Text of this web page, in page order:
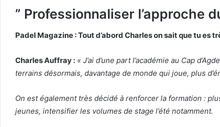
” Professionnaliser l’approche
Padel Magazine : Tout d’abord Charles on sait que tu
Charles Auffray : « J’ai d’une part l’académie au Cap
terrains désormais, davantage de monde qui joue, plus
On est également très décidé à renforcer la formation :
jeunes, intensifier les volumes de stage l’été notamment.